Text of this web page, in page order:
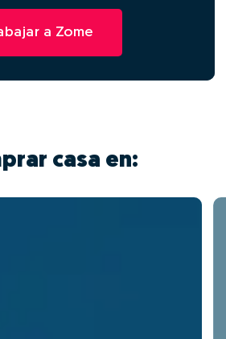
a Zome
casa en: